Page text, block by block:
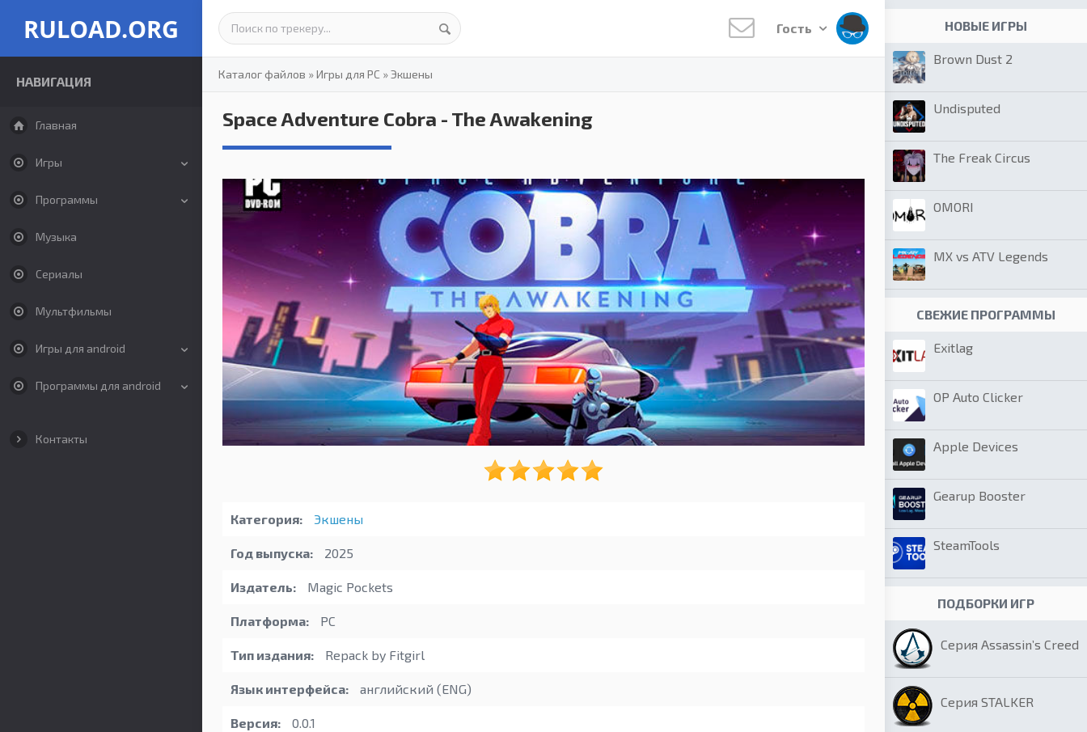
RULOAD.ORG
НАВИГАЦИЯ
Главная
Игры
Программы
Музыка
Сериалы
Мультфильмы
Игры для android
Программы для android
Контакты
Гость
Каталог файлов »Игры для PC »Экшены
Space Adventure Cobra - The Awakening
Категория: Экшены
Год выпуска: 2025
Издатель: Magic Pockets
Платформа: PC
Тип издания: Repack by Fitgirl
Язык интерфейса: английский (ENG)
Версия: 0.0.1
НОВЫЕ ИГРЫ
Brown Dust 2
Undisputed
The Freak Circus
OMORI
MX vs ATV Legends
СВЕЖИЕ ПРОГРАММЫ
Exitlag
OP Auto Clicker
Apple Devices
Gearup Booster
SteamTools
ПОДБОРКИ ИГР
Серия Assassin’s Creed
Серия STALKER